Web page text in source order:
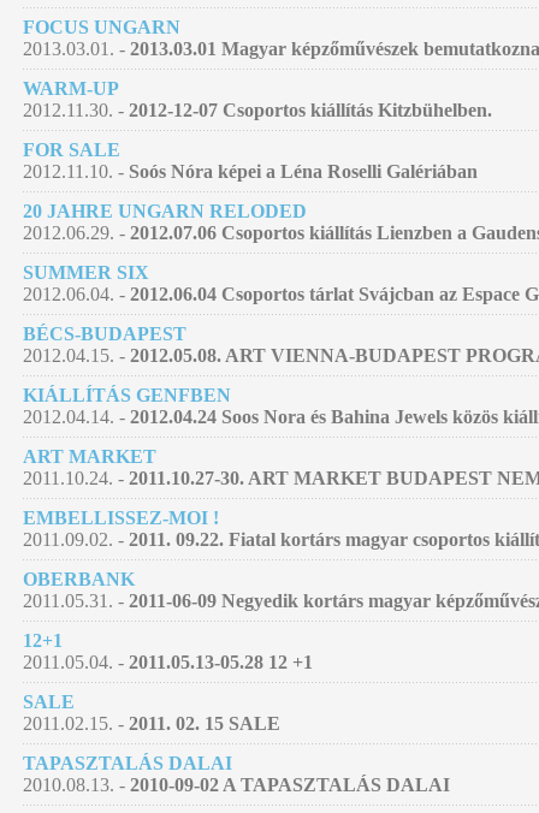
FOCUS UNGARN
2013.03.01. - 2013.03.01 Magyar képzőművészek
WARM-UP
2012.11.30. - 2012-12-07 Csoportos kiállítás Kitzbühelben.
FOR SALE
2012.11.10. - Soós Nóra képei a Léna Roselli Galériában
20 JAHRE UNGARN RELODED
2012.06.29. - 2012.07.06 Csoportos kiállítás Lienzben a
SUMMER SIX
2012.06.04. - 2012.06.04 Csoportos tárlat Svájcban az Espace
BÉCS-BUDAPEST
2012.04.15. - 2012.05.08. ART VIENNA-BUDAPEST
KIÁLLÍTÁS GENFBEN
2012.04.14. - 2012.04.24 Soos Nora és Bahina Jewels közös
ART MARKET
2011.10.24. - 2011.10.27-30. ART MARKET BUDAPEST
EMBELLISSEZ-MOI !
2011.09.02. - 2011. 09.22. Fiatal kortárs magyar csoportos
OBERBANK
2011.05.31. - 2011-06-09 Negyedik kortárs magyar
12+1
2011.05.04. - 2011.05.13-05.28 12 +1
SALE
2011.02.15. - 2011. 02. 15 SALE
TAPASZTALÁS DALAI
2010.08.13. - 2010-09-02 A TAPASZTALÁS DALAI